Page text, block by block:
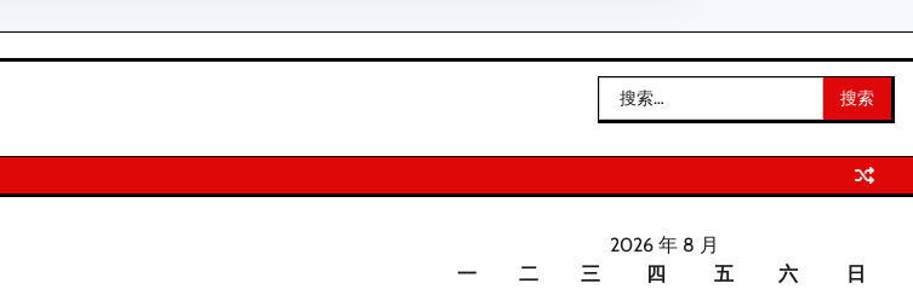
索：
2026 年 8 月
一
二 三 四 五 六
日